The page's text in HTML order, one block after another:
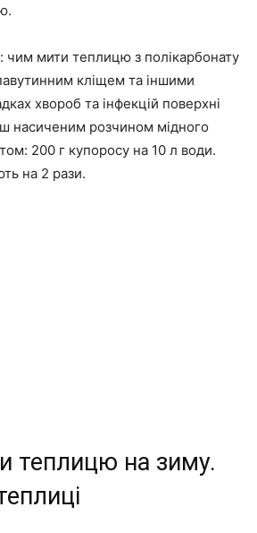
чим мити теплицю з полікарбонату
кліщем та іншими
хвороб та інфекцій поверхні
насиченим розчином мідного
200 г купоросу на 10 л води.
на 2 рази.
теплицю на зиму.